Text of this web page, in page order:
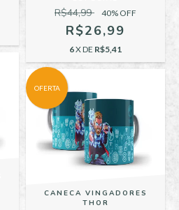
R$44,99 40% OFF
R$26,99
6X DE R$5,41
OFERTA
CANECA VINGADORES
THOR